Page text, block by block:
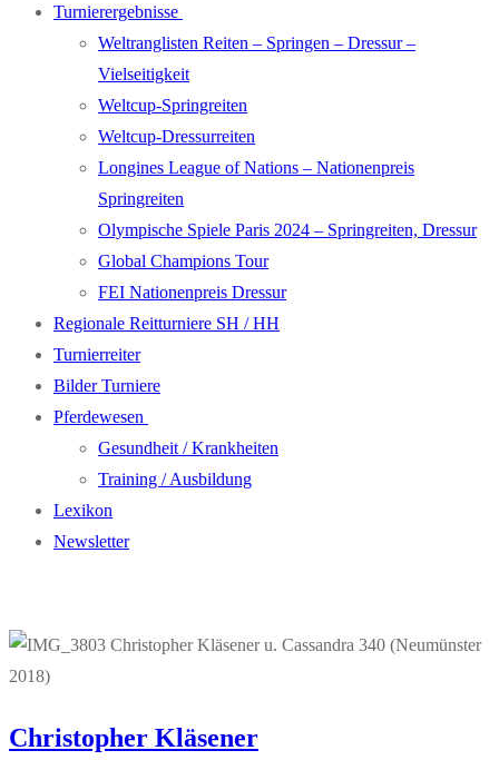
Turnierergebnisse
Weltranglisten Reiten – Springen – Dressur –
Vielseitigkeit
Weltcup-Springreiten
Weltcup-Dressurreiten
Longines League of Nations – Nationenpreis
Springreiten
Olympische Spiele Paris 2024 – Springreiten, Dressur
Global Champions Tour
FEI Nationenpreis Dressur
Regionale Reitturniere SH / HH
Turnierreiter
Bilder Turniere
Pferdewesen
Gesundheit / Krankheiten
Training / Ausbildung
Lexikon
Newsletter
Christopher Kläsener